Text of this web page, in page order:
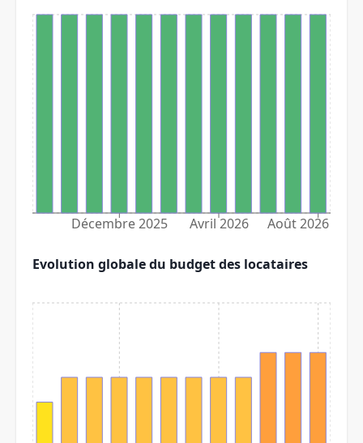
Décembre 2025 Avril 2026 Août 2026
Evolution globale du budget des locataires